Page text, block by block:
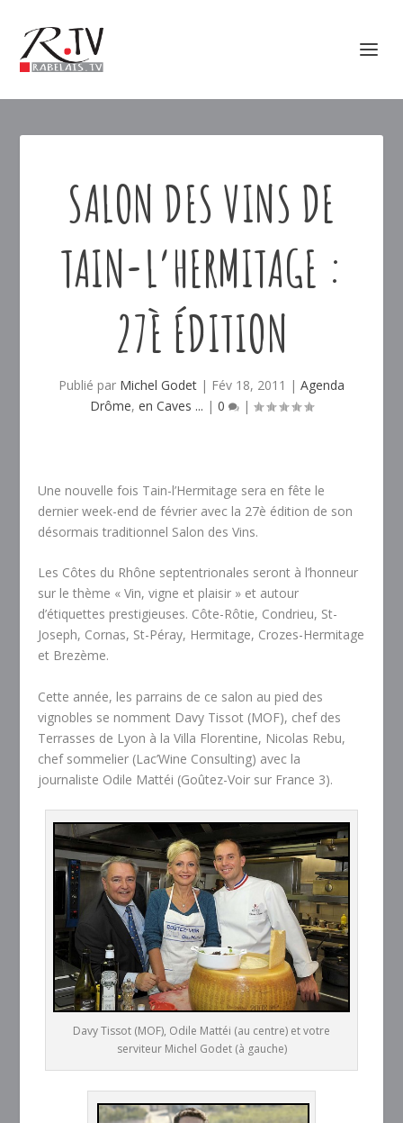
SALON DES VINS DE
TAIN-L’HERMITAGE :
27È ÉDITION
Publié par Michel Godet | Fév 18, 2011 | Agenda
Drôme, en Caves ... | 0 |
Une nouvelle fois Tain-l’Hermitage sera en fête le
dernier week-end de février avec la 27è édition de son
désormais traditionnel Salon des Vins.
Les Côtes du Rhône septentrionales seront à l’honneur
sur le thème « Vin, vigne et plaisir » et autour
d’étiquettes prestigieuses. Côte-Rôtie, Condrieu, St-
Joseph, Cornas, St-Péray, Hermitage, Crozes-Hermitage
et Brezème.
Cette année, les parrains de ce salon au pied des
vignobles se nomment Davy Tissot (MOF), chef des
Terrasses de Lyon à la Villa Florentine, Nicolas Rebu,
chef sommelier (Lac’Wine Consulting) avec la
journaliste Odile Mattéi (Goûtez-Voir sur France 3).
Davy Tissot (MOF), Odile Mattéi (au centre) et votre
serviteur Michel Godet (à gauche)